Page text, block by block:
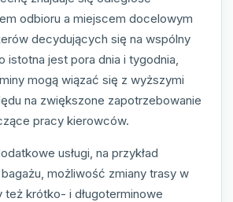
odbioru a miejscem docelowym
decydujących się na wspólny
istotna jest pora dnia i tygodnia,
mogą wiązać się z wyższymi
na zwiększone zapotrzebowanie
pracy kierowców.
usługi, na przykład
możliwość zmiany trasy w
też krótko- i długoterminowe